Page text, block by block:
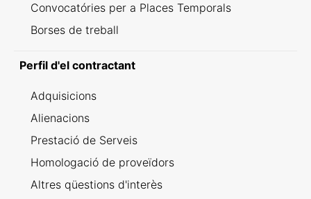
Convocatóries per a Places Temporals
Borses de treball
Perfil d'el contractant
Adquisicions
Alienacions
Prestació de Serveis
Homologació de proveïdors
Altres qüestions d'interès